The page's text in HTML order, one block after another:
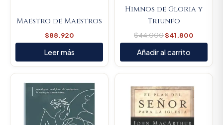
Maestro de Maestros
$88.920
Leer más
Himnos de Gloria y
Triunfo
$44.000$41.800
Añadir al carrito
price
was:
$74.100.
Current
price
is:
$70.395.
price
was:
$66.700.
Current
price